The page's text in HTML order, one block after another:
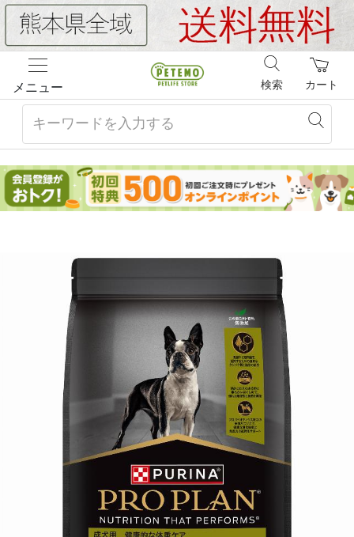
メニュー カート
検索